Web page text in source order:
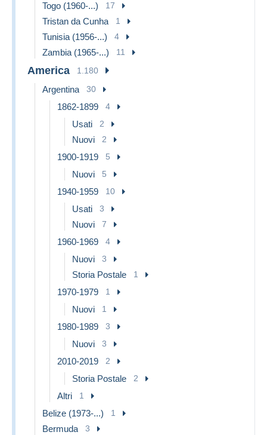
Togo (1960-...) 17
Tristan da Cunha 1
Tunisia (1956-...) 4
Zambia (1965-...) 11
America 1.180
Argentina 30
1862-1899 4
Usati 2
Nuovi 2
1900-1919 5
Nuovi 5
1940-1959 10
Usati 3
Nuovi 7
1960-1969 4
Nuovi 3
Storia Postale 1
1970-1979 1
Nuovi 1
1980-1989 3
Nuovi 3
2010-2019 2
Storia Postale 2
Altri 1
Belize (1973-...) 1
Bermuda 3